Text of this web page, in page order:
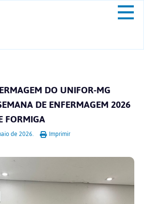
DO UNIFOR-MG
DE ENFERMAGEM 2026
FORMIGA
de 2026. Imprimir